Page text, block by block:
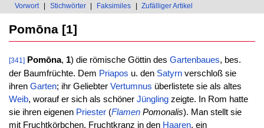
Vorwort Stichwörter Faksimiles Zufälliger Artikel
Pomōna [1]
[341] Pomōna, 1) die römische Göttin des Gartenbaues, bes.
der Baumfrüchte. Dem Priapos u. den Satyrnverschloß sie
ihren Garten; ihr Geliebter Vertumnus überlistete sie als altes
Weib, worauf er sich als schöner Jünglingzeigte. In Rom hatte
sie ihren eigenen Priester(FlamenPomonalis). Man stellt sie
mit Fruchtkörbchen, Fruchtkranz in den Haaren, ein